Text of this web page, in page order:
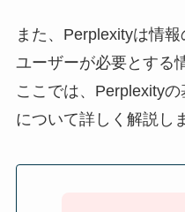
また、Perplexityは情報
ユーザーが必要とする
ここでは、Perplexity
について詳しく解説し